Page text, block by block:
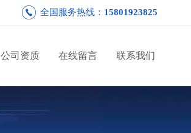
全国服务热线： 15801923825
公司资质 在线留言 联系我们